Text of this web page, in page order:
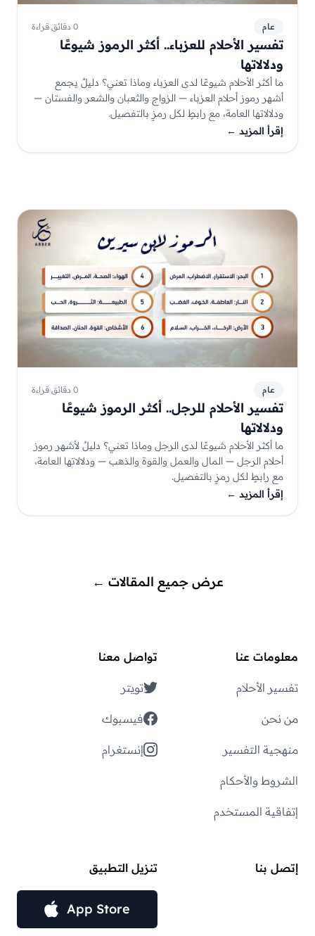
عام 0 دقائق قراءة
تفسير الأحلام للعزباء.. أكثر الرموز شيوعًا
ودلالاتها
ما أكثر الأحلام شيوعًا لدى العزباء وماذا تعني؟ دليلٌ يجمع
أشهر رموز أحلام العزباء — الزواج والثعبان والشعر والفستان —
ودلالاتها العامة، مع رابطٍ لكل رمزٍ بالتفصيل.
إقرأ المزيد ←
عام 0 دقائق قراءة
تفسير الأحلام للرجل.. أكثر الرموز شيوعًا
ودلالاتها
ما أكثر الأحلام شيوعًا لدى الرجل وماذا تعني؟ دليلٌ لأشهر رموز
أحلام الرجل — المال والعمل والقوة والذهب — ودلالاتها العامة،
مع رابطٍ لكل رمزٍ بالتفصيل.
إقرأ المزيد ←
عرض جميع المقالات ←
معلومات عنا
تفسير الأحلام
من نحن
منهجية التفسير
الشروط والأحكام
إتفاقية المستخدم
تواصل معنا
تويتر
فيسبوك
إنستغرام
إتصل بنا تنزيل التطبيق
App Store